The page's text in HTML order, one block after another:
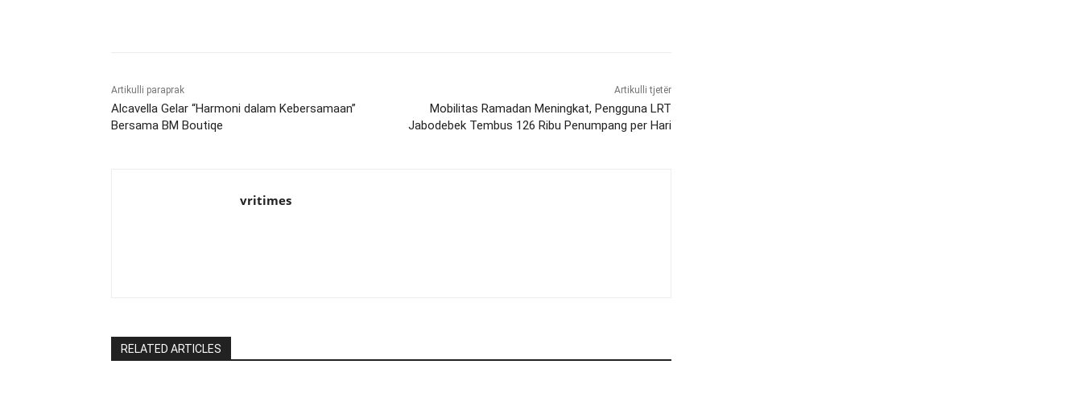
Artikulli paraprak
Alcavella Gelar “Harmoni dalam Kebersamaan”
Bersama BM Boutiqe
Artikulli tjetër
Mobilitas Ramadan Meningkat, Pengguna LRT
Jabodebek Tembus 126 Ribu Penumpang per Hari
vritimes
RELATED ARTICLES